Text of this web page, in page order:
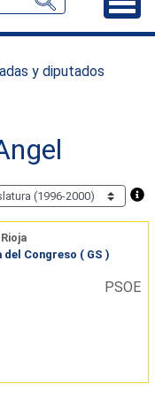
y diputados
Congreso ( GS )
PSOE